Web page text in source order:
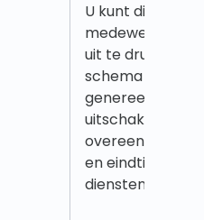
U kunt dit
medewerker
uit te drukken.
schema van de
genereert
uitschakeltijden
overeenkomen
en eindtijden
diensten.